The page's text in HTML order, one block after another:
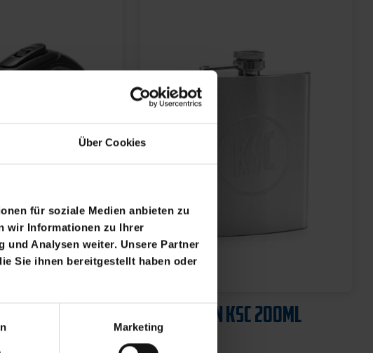
Über Cookies
für soziale Medien anbieten zu
wir Informationen zu Ihrer
und Analysen weiter. Unsere Partner
Sie ihnen bereitgestellt haben oder
MarketingFLACHMANN KSC 200ML
SILBER